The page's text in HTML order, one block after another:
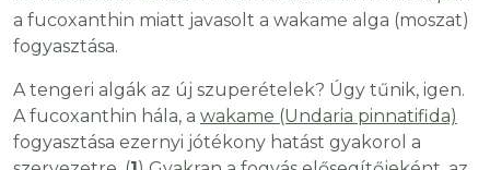
a fucoxanthin miatt javasolt a wakame alga (moszat)
fogyasztása.
A tengeri algák az új szuperételek? Úgy tűnik, igen.
A fucoxanthin hála, a wakame (Undaria pinnatifida)
fogyasztása ezernyi jótékony hatást gyakorol a